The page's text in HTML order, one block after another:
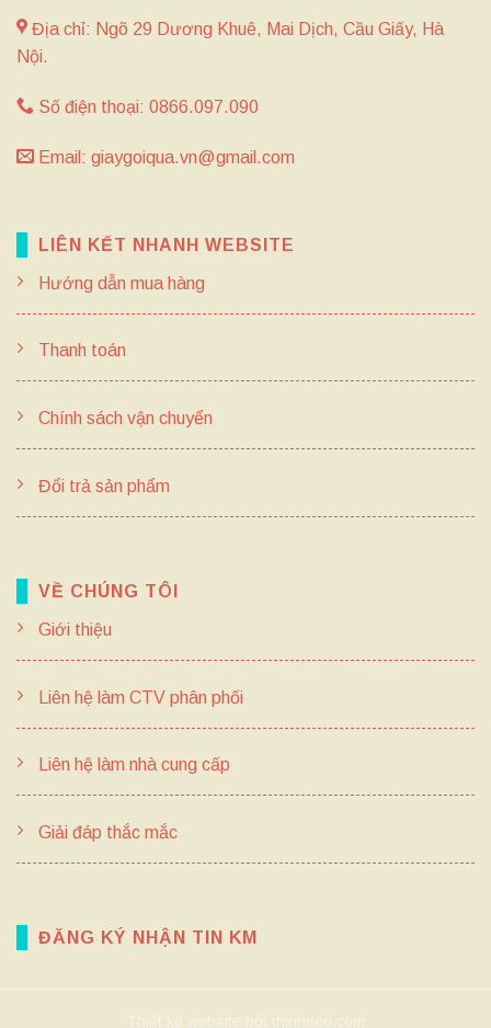
Địa chỉ: Ngõ 29 Dương Khuê, Mai Dịch, Cầu Giấy, Hà
Nội.
Số điện thoại: 0866.097.090
Email: giaygoiqua.vn@gmail.com
LIÊN KẾT NHANH WEBSITE
Hướng dẫn mua hàng
Thanh toán
Chính sách vận chuyển
Đổi trả sản phẩm
VỀ CHÚNG TÔI
Giới thiệu
Liên hệ làm CTV phân phối
Liên hệ làm nhà cung cấp
Giải đáp thắc mắc
ĐĂNG KÝ NHẬN TIN KM
Thiết kế website bởi thinhseo.com